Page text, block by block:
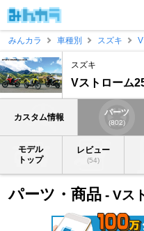
みんカラ
車種別 スズキ
スズキ
Vストローム
カスタム情報 パーツ
(802)
モデル
トップ
レビュー
(54)
パーツ・商品 - Vス